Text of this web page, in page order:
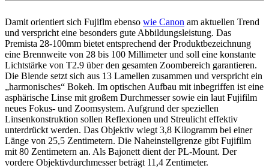
Damit orientiert sich Fujiflm ebenso wie Canon am aktuellen Trend
und verspricht eine besonders gute Abbildungsleistung. Das
Premista 28-100mm bietet entsprechend der Produktbezeichnung
eine Brennweite von 28 bis 100 Millimeter und soll eine konstante
Lichtstärke von T2.9 über den gesamten Zoombereich garantieren.
Die Blende setzt sich aus 13 Lamellen zusammen und verspricht ein
„harmonisches“ Bokeh. Im optischen Aufbau mit inbegriffen ist eine
asphärische Linse mit großem Durchmesser sowie ein laut Fujifilm
neues Fokus- und Zoomsystem. Aufgrund der speziellen
Linsenkonstruktion sollen Reflexionen und Streulicht effektiv
unterdrückt werden. Das Objektiv wiegt 3,8 Kilogramm bei einer
Länge von 25,5 Zentimetern. Die Naheinstellgrenze gibt Fujifilm
mit 80 Zentimetern an. Als Bajonett dient der PL-Mount. Der
vordere Objektivdurchmesser beträgt 11,4 Zentimeter.